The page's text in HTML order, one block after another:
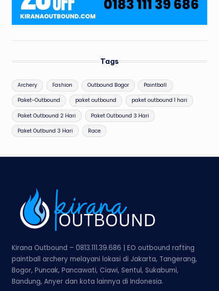
Tags
Archery Fashion Outbound Bogor Paintball
Paket-Outbound paket outbound paket outbound 1 hari
Paket Outbound 2 Hari Paket Outbound 3 Hari
Paket Outbund 3 Hari Race
Kirana Outbound – 0813.111.39.686 | EO outbound rafting
paintball archery melayani lokasi di Jakarta, Tangerang,
Bogor, Puncak, Pancawati, Ciawi, Sentul, Sukabumi,
Bandung, Anyer dan kota lainnya di Indonesia.